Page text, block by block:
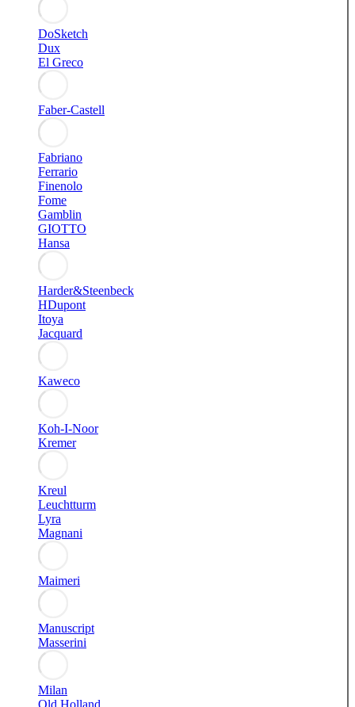
DoSketch
Dux
El Greco
Faber-Castell
Fabriano
Ferrario
Finenolo
Fome
Gamblin
GIOTTO
Hansa
Harder&Steenbeck
HDupont
Itoya
Jacquard
Kaweco
Koh-I-Noor
Kremer
Kreul
Leuchtturm
Lyra
Magnani
Maimeri
Manuscript
Masserini
Milan
Old Holland